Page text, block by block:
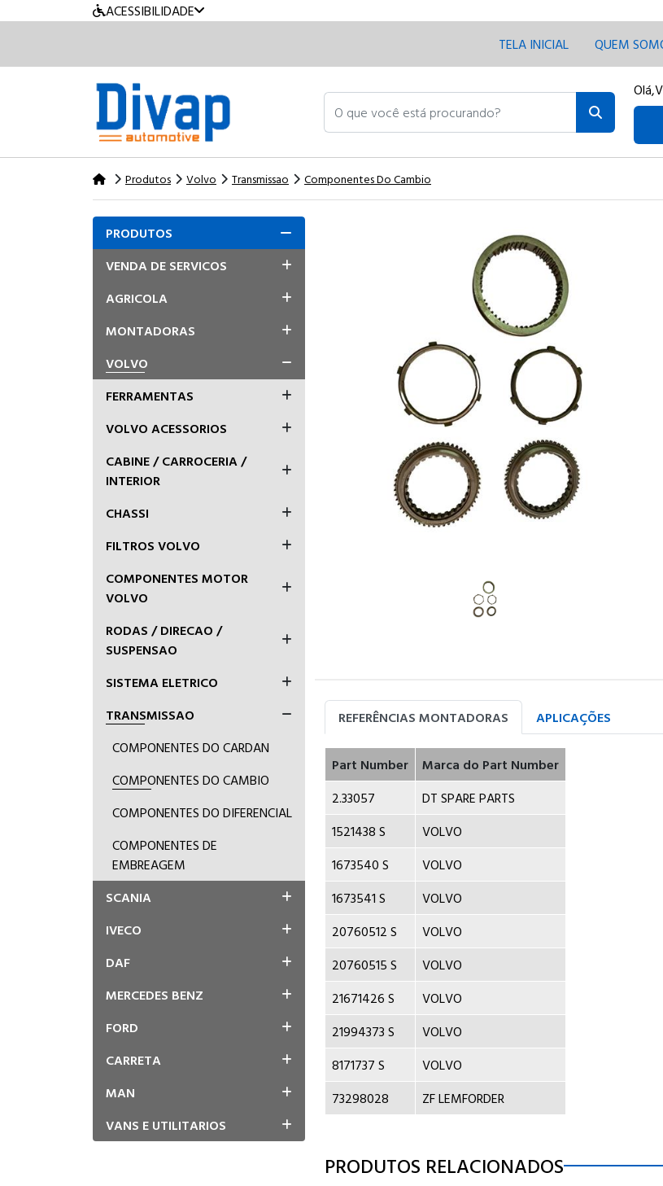
ACESSIBILIDADE
TELA INICIAL
QUEM
O que você está procurando? Olá,
Produtos Volvo Transmissao Componentes Do Cambio
PRODUTOS
VENDA DE SERVICOS
AGRICOLA
MONTADORAS
VOLVO
FERRAMENTAS
VOLVO ACESSORIOS
CABINE / CARROCERIA /
INTERIOR
CHASSI
FILTROS VOLVO
COMPONENTES MOTOR
VOLVO
RODAS / DIRECAO /
SUSPENSAO
SISTEMA ELETRICO
TRANSMISSAO
COMPONENTES DO CARDAN
COMPONENTES DO CAMBIO
COMPONENTES DO DIFERENCIAL
COMPONENTES DE
EMBREAGEM
SCANIA
IVECO
DAF
MERCEDES BENZ
FORD
CARRETA
MAN
VANS E UTILITARIOS
REFERÊNCIAS MONTADORAS APLICAÇÕES
Part Number
Marca do Part Number
2.33057
DT SPARE PARTS
1521438 S
VOLVO
1673540 S
VOLVO
1673541 S
VOLVO
20760512 S
VOLVO
20760515 S
VOLVO
21671426 S
VOLVO
21994373 S
VOLVO
8171737 S
VOLVO
73298028
ZF LEMFORDER
PRODUTOS RELACIONADOS